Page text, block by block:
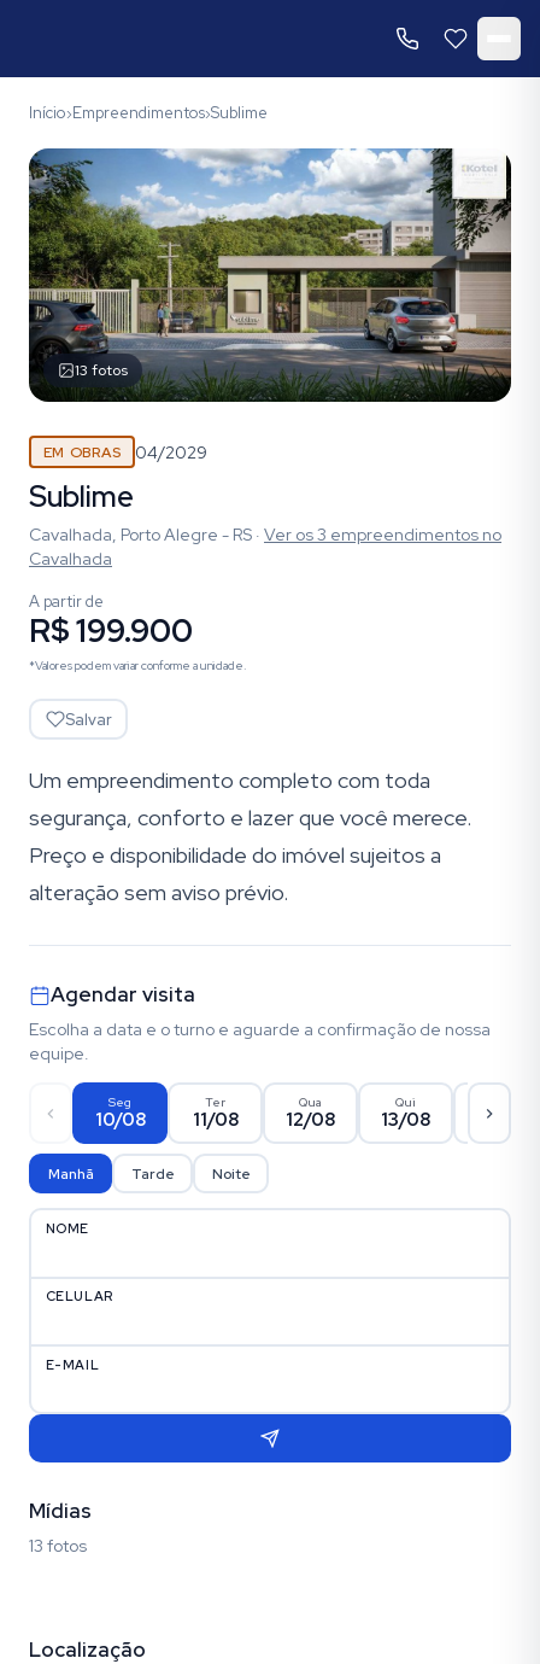
Início›Empreendimentos›Sublime
13 fotos
EM OBRAS 04/2029
Sublime
Cavalhada, Porto Alegre - RS · Ver os3 empreendimentos no
Cavalhada
A partir de
R$ 199.900
*Valores podem variar conforme a unidade.
Salvar
Um empreendimento completo com toda
segurança, conforto e lazer que você merece.
Preço e disponibilidade do imóvel sujeitos a
alteração sem aviso prévio.
Agendar visita
Escolha a data e o turno e aguarde a confirmação de nossa
equipe.
Seg
10/08
Ter
11/08
Qua
12/08
Qui
13/08 14/08
Manhã Tarde Noite
NOME
CELULAR
E-MAIL
Mídias
13 fotos
Localização